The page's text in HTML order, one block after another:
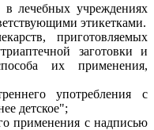
в лечебных учреждениях
этикетками.
приготовляемых
заготовки и
их применения,
употребления с
детское";
применения с надписью